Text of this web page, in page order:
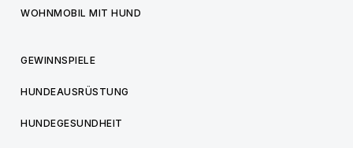
WOHNMOBIL MIT HUND
GEWINNSPIELE
HUNDEAUSRÜSTUNG
HUNDEGESUNDHEIT